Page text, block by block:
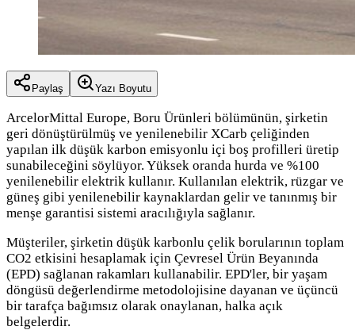
Paylaş Yazı Boyutu
ArcelorMittal Europe, Boru Ürünleri bölümünün, şirketin
geri dönüştürülmüş ve yenilenebilir XCarb çeliğinden
yapılan ilk düşük karbon emisyonlu içi boş profilleri üretip
sunabileceğini söylüyor. Yüksek oranda hurda ve %100
yenilenebilir elektrik kullanır. Kullanılan elektrik, rüzgar ve
güneş gibi yenilenebilir kaynaklardan gelir ve tanınmış bir
menşe garantisi sistemi aracılığıyla sağlanır.
Müşteriler, şirketin düşük karbonlu çelik borularının toplam
CO2 etkisini hesaplamak için Çevresel Ürün Beyanında
(EPD) sağlanan rakamları kullanabilir. EPD'ler, bir yaşam
döngüsü değerlendirme metodolojisine dayanan ve üçüncü
bir tarafça bağımsız olarak onaylanan, halka açık
belgelerdir.